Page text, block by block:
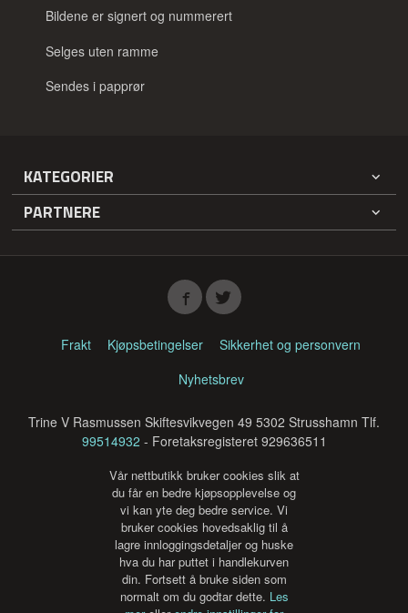
Bildene er signert og nummerert
Selges uten ramme
Sendes i papprør
KATEGORIER
PARTNERE
Frakt Kjøpsbetingelser
Sikkerhet og personvern
Nyhetsbrev
Trine V Rasmussen Skiftesvikvegen 49 5302 Strusshamn Tlf.
99514932 - Foretaksregisteret 929636511
Vår nettbutikk bruker cookies slik at
du får en bedre kjøpsopplevelse og
vi kan yte deg bedre service. Vi
bruker cookies hovedsaklig til å
lagre innloggingsdetaljer og huske
hva du har puttet i handlekurven
din. Fortsett å bruke siden som
normalt om du godtar dette. Les